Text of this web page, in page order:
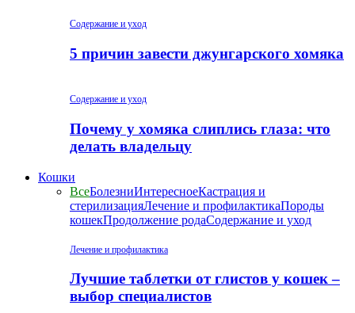
Содержание и уход
5 причин завести джунгарского хомяка
Содержание и уход
Почему у хомяка слиплись глаза: что
делать владельцу
Кошки
ВсеБолезниИнтересноеКастрация и
стерилизацияЛечение и профилактикаПороды
кошекПродолжение родаСодержание и уход
Лечение и профилактика
Лучшие таблетки от глистов у кошек –
выбор специалистов